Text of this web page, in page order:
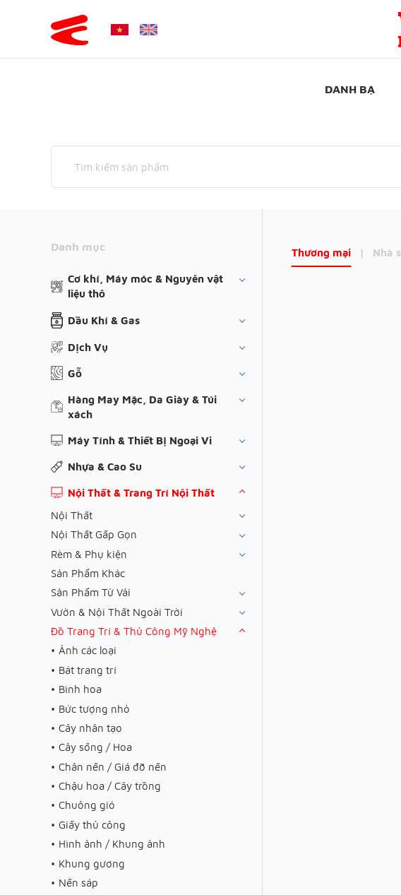
DANH BẠ
Danh mục
Cơ khí, Máy móc & Nguyên vật
liệu thô
Dầu Khí & Gas
Dịch Vụ
Gỗ
Hàng May Mặc, Da Giày & Túi
xách
Máy Tính & Thiết Bị Ngoại Vi
Nhựa & Cao Su
Nội Thất & Trang Trí Nội Thất
Nội Thất
Nội Thất Gấp Gọn
Rèm & Phụ kiện
Sản Phẩm Khác
Sản Phẩm Từ Vải
Vườn & Nội Thất Ngoài Trời
Đồ Trang Trí & Thủ Công Mỹ Nghệ
Ảnh các loại
Bát trang trí
Bình hoa
Bức tượng nhỏ
Cây nhân tạo
Cây sống / Hoa
Chân nến / Giá đỡ nến
Chậu hoa / Cây trồng
Chuông gió
Giấy thủ công
Hình ảnh / Khung ảnh
Khung gương
Nến sáp
Thương mại | Nhà